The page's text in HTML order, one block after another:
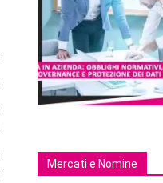
Mercati e Nomine